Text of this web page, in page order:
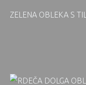
ZELENA OBLEKA S